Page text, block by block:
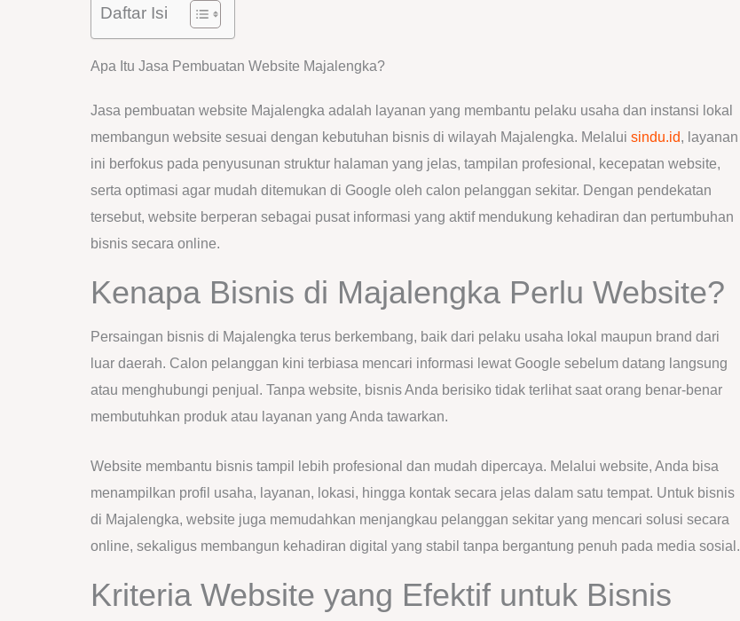
Daftar Isi
Apa Itu Jasa Pembuatan Website Majalengka?
Jasa pembuatan website Majalengka adalah layanan yang membantu pelaku usaha dan instansi lokal
membangun website sesuai dengan kebutuhan bisnis di wilayah Majalengka. Melalui sindu.id, layanan
ini berfokus pada penyusunan struktur halaman yang jelas, tampilan profesional, kecepatan website,
serta optimasi agar mudah ditemukan di Google oleh calon pelanggan sekitar. Dengan pendekatan
tersebut, website berperan sebagai pusat informasi yang aktif mendukung kehadiran dan pertumbuhan
bisnis secara online.
Kenapa Bisnis di Majalengka Perlu Website?
Persaingan bisnis di Majalengka terus berkembang, baik dari pelaku usaha lokal maupun brand dari
luar daerah. Calon pelanggan kini terbiasa mencari informasi lewat Google sebelum datang langsung
atau menghubungi penjual. Tanpa website, bisnis Anda berisiko tidak terlihat saat orang benar-benar
membutuhkan produk atau layanan yang Anda tawarkan.
Website membantu bisnis tampil lebih profesional dan mudah dipercaya. Melalui website, Anda bisa
menampilkan profil usaha, layanan, lokasi, hingga kontak secara jelas dalam satu tempat. Untuk bisnis
di Majalengka, website juga memudahkan menjangkau pelanggan sekitar yang mencari solusi secara
online, sekaligus membangun kehadiran digital yang stabil tanpa bergantung penuh pada media sosial.
Kriteria Website yang Efektif untuk Bisnis